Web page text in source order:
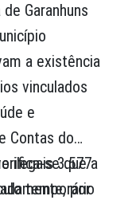
Garanhuns
a existência
vinculados
e
Contas do
ilegais 3.577
temporário
se que a
por